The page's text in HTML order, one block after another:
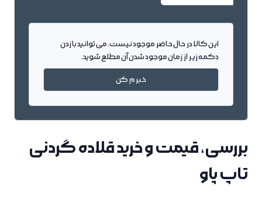
این کالا در حال حاضر موجود نیست. می توانید با زدن
دکمه زیر از زمان موجود شدن آن مطلع شوید.
خبرم کن
بررسی، قیمت و خرید قلاده گردنی
تاپ پاو